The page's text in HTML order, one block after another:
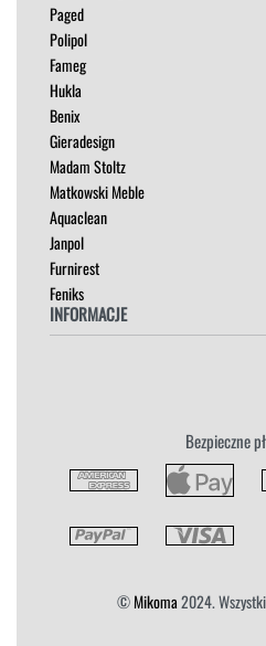
NAROŻNIKI
OUTLET
PUFY
SOFY
STOLIKI
STOŁY
SZAFKI I KOMODY
Paged
Polipol
Fameg
Hukla
Benix
Gieradesign
Madam Stoltz
Matkowski Meble
Aquaclean
Janpol
Furnirest
Feniks
INFORMACJE
Płatność i Dostawa
Bezpieczne
©Mikoma2024.